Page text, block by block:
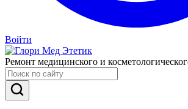
Войти
Ремонт медицинского и